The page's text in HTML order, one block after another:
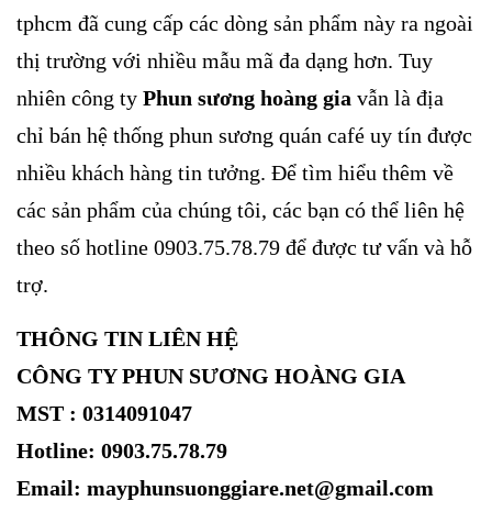
tphcm đã cung cấp các dòng sản phẩm này ra ngoài
thị trường với nhiều mẫu mã đa dạng hơn. Tuy
nhiên công ty Phun sương hoàng gia vẫn là địa
chỉ bán hệ thống phun sương quán café uy tín được
nhiều khách hàng tin tưởng. Để tìm hiểu thêm về
các sản phẩm của chúng tôi, các bạn có thể liên hệ
theo số hotline 0903.75.78.79 để được tư vấn và hỗ
trợ.
THÔNG TIN LIÊN HỆ
CÔNG TY PHUN SƯƠNG HOÀNG GIA
MST : 0314091047
Hotline: 0903.75.78.79
Email: mayphunsuonggiare.net@gmail.com